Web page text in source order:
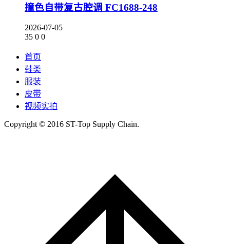
撞色自带复古腔调 FC1688-248
2026-07-05
35 0 0
首页
鞋类
服装
皮带
视频实拍
Copyright © 2016 ST-Top Supply Chain.